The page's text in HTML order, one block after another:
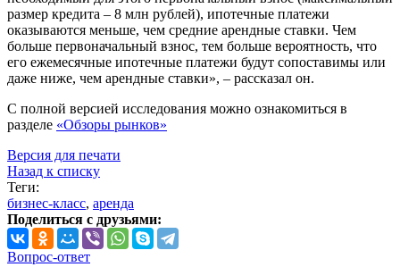
размер кредита – 8 млн рублей), ипотечные платежи
оказываются меньше, чем средние арендные ставки. Чем
больше первоначальный взнос, тем больше вероятность, что
его ежемесячные ипотечные платежи будут сопоставимы или
даже ниже, чем арендные ставки», – рассказал он.
С полной версией исследования можно ознакомиться в
разделе «Обзоры рынков»
Версия для печати
Назад к списку
Теги:
бизнес-класс, аренда
Поделиться с друзьями:
Вопрос-ответ